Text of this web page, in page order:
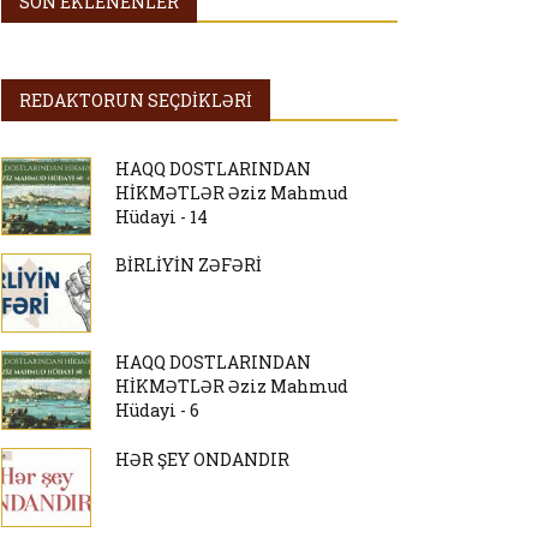
REDAKTORUN SEÇDİKLƏRİ
HAQQ DOSTLARINDAN
HİKMƏTLƏR Əziz Mahmud
Hüdayi - 14
BİRLİYİN ZƏFƏRİ
HAQQ DOSTLARINDAN
HİKMƏTLƏR Əziz Mahmud
Hüdayi - 6
HƏR ŞEY ONDANDIR